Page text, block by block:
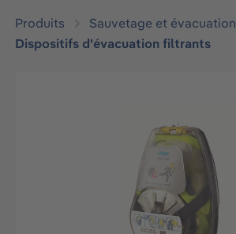
Produits
Sauvetage et évacuation
Dispositifs d'évacuation filtrants